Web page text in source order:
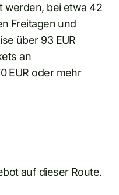
werden, bei etwa 42
Freitagen und
über 93 EUR
an
EUR oder mehr
auf dieser Route.